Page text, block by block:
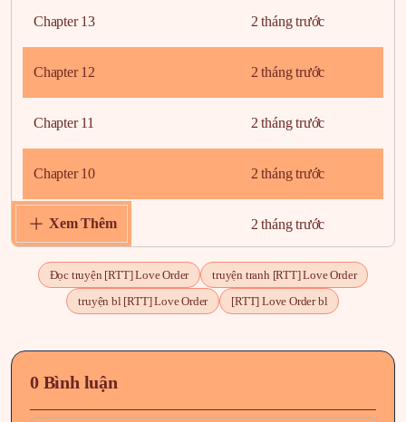
Chapter 13 2 tháng trước
Chapter 12 2 tháng trước
Chapter 11 2 tháng trước
Chapter 10 2 tháng trước
Chapter 9 2 tháng trước
Chapter 8 2 tháng trước
Chapter 6
Xem Thêm
Đọc truyện [RTT] Love Order
truyện tranh [RTT] Love Order
truyện bl [RTT] Love Order
[RTT] Love Order bl
0 Bình luận